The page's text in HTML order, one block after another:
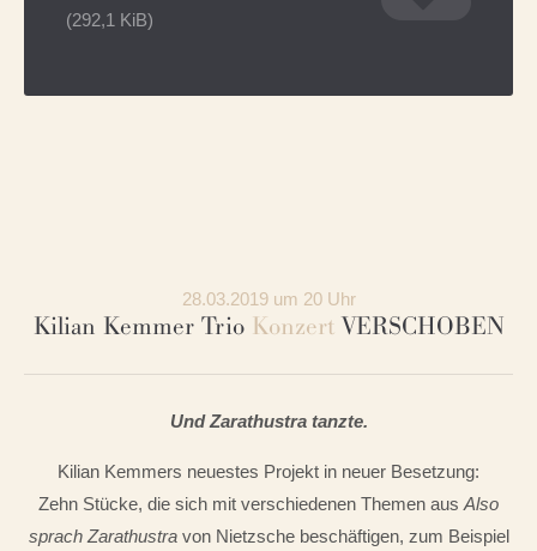
(292,1 KiB)
28.03.2019 um 20 Uhr
Kilian Kemmer Trio KonzertVERSCHOBEN
Und Zarathustra tanzte.
Kilian Kemmers neuestes Projekt in neuer Besetzung:
Zehn Stücke, die sich mit verschiedenen Themen ausAlso
sprach Zarathustravon Nietzsche beschäftigen, zum Beispiel